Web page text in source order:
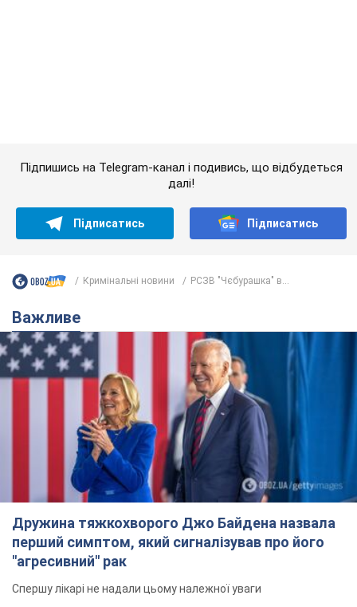
Важливе
Дружина тяжкохворого Джо Байдена назвала
перший симптом, який сигналізував про його
"агресивний" рак
Спершу лікарі не надали цьому належної уваги
9 часов назад 12,7 т.
Її вбила Росія: померла 13-річна
дівчинка, поранена внаслідок
російської атаки на Сумщину. Фото
Того дня під час російського обстрілу загинули